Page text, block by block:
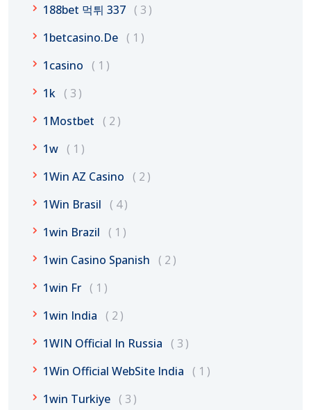
188bet 먹튀 337
3
1betcasino.de
1
1casino
1
1k
3
1Mostbet
2
1w
1
1Win AZ Casino
2
1Win Brasil
4
1win Brazil
1
1win Casino Spanish
2
1win Fr
1
1win India
2
1WIN Official In Russia
3
1Win Official WebSite India
1
1win Turkiye
3